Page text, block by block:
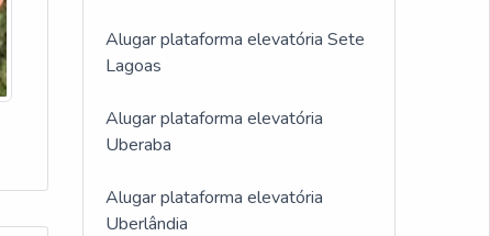
Alugar plataforma elevatória Sete
Lagoas
Alugar plataforma elevatória
Uberaba
Alugar plataforma elevatória
Uberlândia